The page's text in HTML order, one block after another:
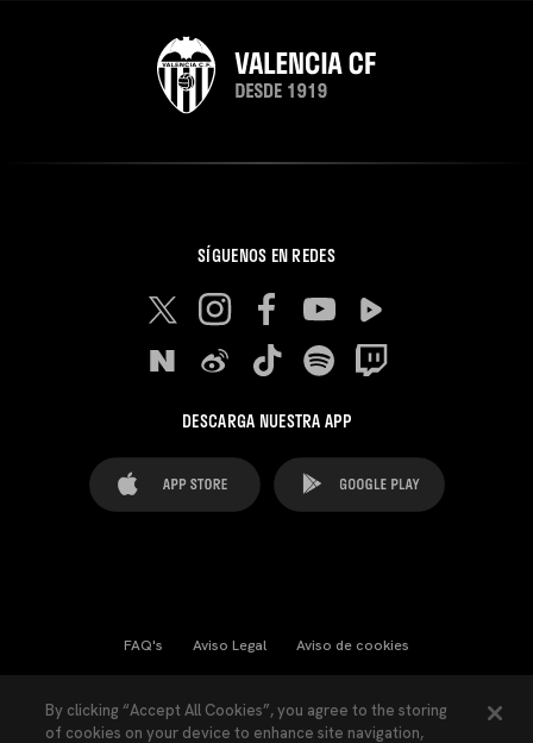
SÍGUENOS EN REDES
DESCARGA NUESTRA APP
FAQ's Aviso Legal Aviso de cookies
Ley Transparencia Política de Privacidad
By clicking “Accept All Cookies”, you agree to the storing
of cookies on your device to enhance site navigation,